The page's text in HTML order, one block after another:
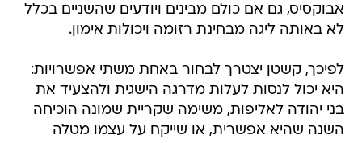
אבוקסיס, גם אם כולם מבינים ויודעים שהשניים בכלל
לא באותה ליגה מבחינת רזומה ויכולות אימון.
לפיכך, קשטן יצטרך לבחור באחת משתי אפשרויות:
היא יכול לנסות לעלות מדרגה הישגית ולהצעיד את
בני יהודה לאליפות, משימה שקריית שמונה הוכיחה
השנה שהיא אפשרית, או שייקח על עצמו מטלה